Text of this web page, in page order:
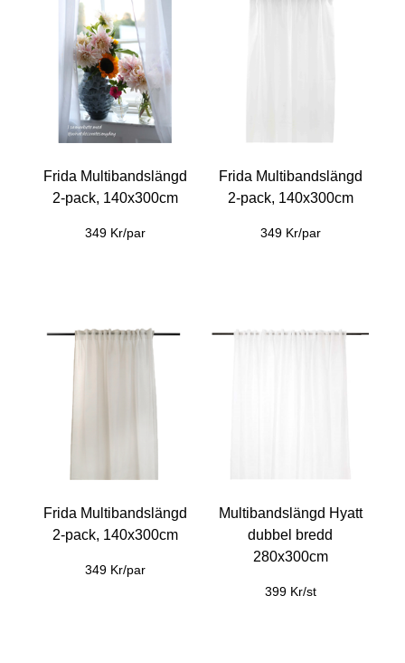
Frida Multibandslängd
2-pack, 140x300cm
349 Kr/par
Frida Multibandslängd
2-pack, 140x300cm
349 Kr/par
Frida Multibandslängd
2-pack, 140x300cm
349 Kr/par
Multibandslängd Hyatt
dubbel bredd
280x300cm
399 Kr/st